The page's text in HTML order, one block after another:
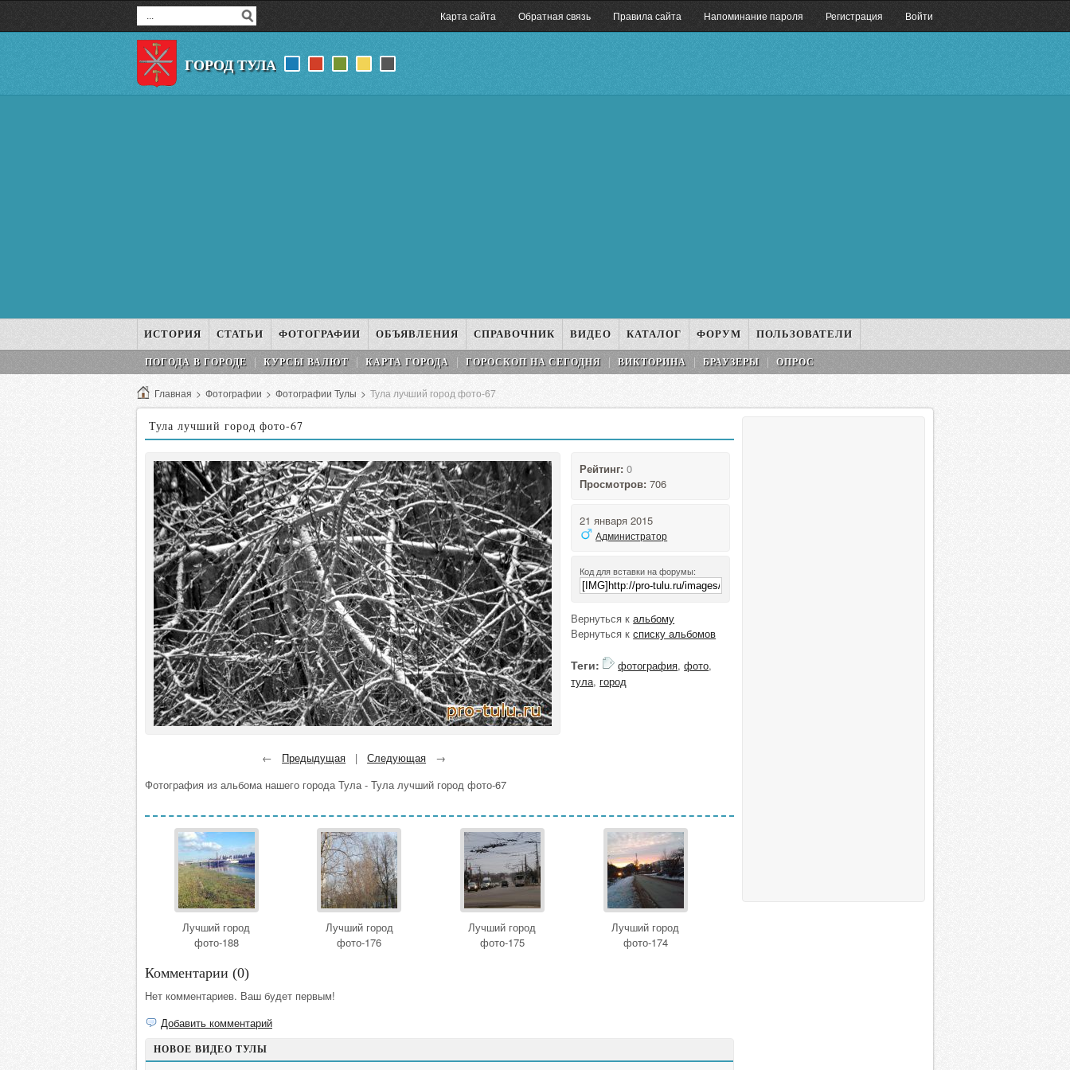
Карта сайта Обратная связь Правила сайта Напоминание пароля Регистрация Войти
ГОРОД ТУЛА
ИСТОРИЯ СТАТЬИ ФОТОГРАФИИ ОБЪЯВЛЕНИЯ СПРАВОЧНИК ВИДЕО КАТАЛОГ ФОРУМ ПОЛЬЗОВАТЕЛИ
ПОГОДА В ГОРОДЕ КУРСЫ ВАЛЮТ КАРТА ГОРОДА ГОРОСКОП НA СEГОДНЯ ВИКТОРИНА БРАУЗЕРЫ ОПРОС
Главная > Фотографии > Фотографии Тулы > Тула лучший город фото-67
Тула лучший город фото-67
← Предыдущая |Следующая →
Рейтинг:0
Просмотров:706
21 января 2015
Администратор
Код для вставки на форумы:
Вернуться кальбому
Вернуться ксписку альбомов
Теги: фотография,фото,
тула, город
Фотография из альбома нашего города Тула - Тула лучший город фото-67
Лучший город
фото-188
Лучший город
фото-176
Лучший город
фото-175
Лучший город
фото-174
Комментарии (0)
Нет комментариев. Ваш будет первым!
Добавить комментарий
НОВОЕ ВИДЕО ТУЛЫ